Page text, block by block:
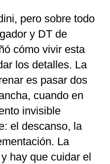
pero sobre todo
y DT de
cómo vivir esta
los detalles. La
es pasar dos
cuando en
invisible
el descanso, la
La
hay que cuidar el